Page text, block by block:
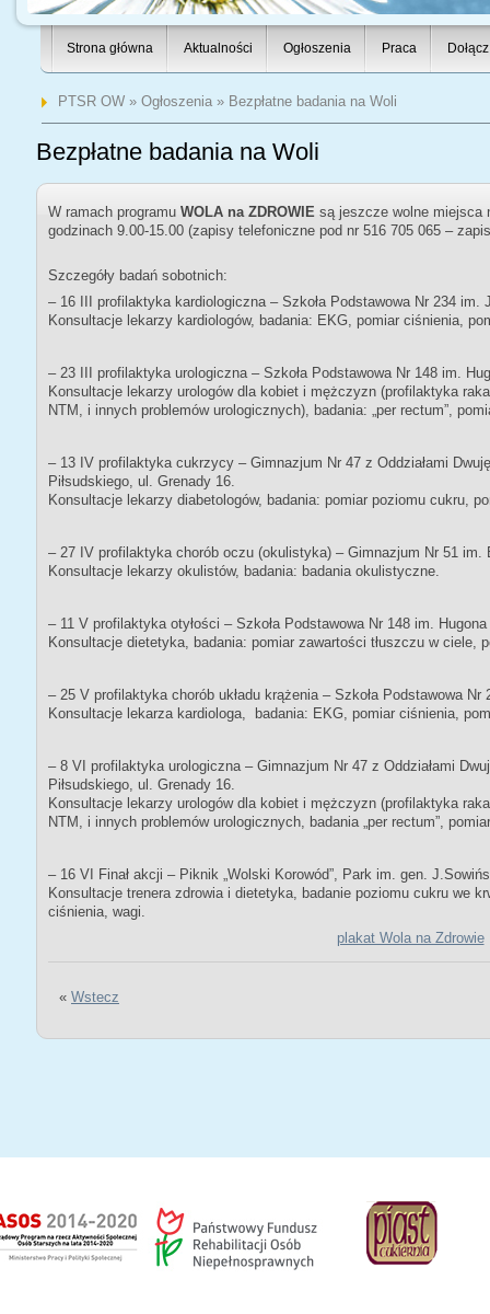
Strona główna Aktualności Ogłoszenia Praca
PTSR OW» Ogłoszenia» Bezpłatne badania na Woli
Bezpłatne badania na Woli
W ramach programu WOLA na ZDROWIE są jeszcze wolne miejsca
godzinach 9.00-15.00 (zapisy telefoniczne pod nr 516 705 065 –
Szczegóły badań sobotnich:
– 16 III profilaktyka kardiologiczna – Szkoła Podstawowa Nr 234 im.
Konsultacje lekarzy kardiologów, badania: EKG, pomiar ciśnienia,
– 23 III profilaktyka urologiczna – Szkoła Podstawowa Nr 148 im.
Konsultacje lekarzy urologów dla kobiet i mężczyzn (profilaktyka
NTM, i innych problemów urologicznych), badania: „per rectum”,
– 13 IV profilaktyka cukrzycy – Gimnazjum Nr 47 z Oddziałami
Piłsudskiego, ul. Grenady 16.
Konsultacje lekarzy diabetologów, badania: pomiar poziomu cukru,
– 27 IV profilaktyka chorób oczu (okulistyka) – Gimnazjum Nr 51 im.
Konsultacje lekarzy okulistów, badania: badania okulistyczne.
– 11 V profilaktyka otyłości – Szkoła Podstawowa Nr 148 im.
Konsultacje dietetyka, badania: pomiar zawartości tłuszczu w ciele,
– 25 V profilaktyka chorób układu krążenia – Szkoła Podstawowa
Konsultacje lekarza kardiologa, badania: EKG, pomiar ciśnienia,
– 8 VI profilaktyka urologiczna – Gimnazjum Nr 47 z Oddziałami
Piłsudskiego, ul. Grenady 16.
Konsultacje lekarzy urologów dla kobiet i mężczyzn (profilaktyka
NTM, i innych problemów urologicznych, badania „per rectum”,
– 16 VI Finał akcji – Piknik „Wolski Korowód”, Park im. gen.
Konsultacje trenera zdrowia i dietetyka, badanie poziomu cukru we
ciśnienia, wagi.
plakat Wola na Zdrowie
« Wstecz